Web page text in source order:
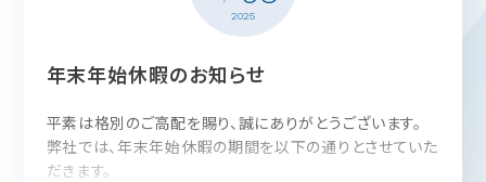
守り、顧客の投資を保護する同社の姿勢を示すものである
PR Newswire（原文）
2025
年末年始休暇のお知らせ
平素は格別のご高配を賜り、誠にありがとうございます。
弊社では、年末年始休暇の期間を以下の通りとさせていた
だきます。